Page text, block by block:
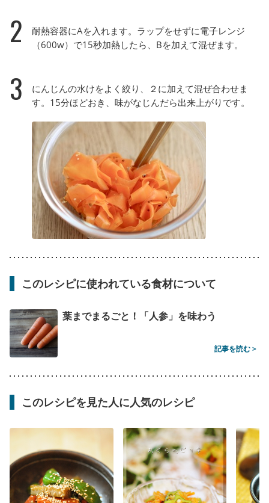
2
耐熱容器にAを入れます。ラップをせずに電子レンジ
（600w）で15秒加熱したら、Bを加えて混ぜます。
3
にんじんの水けをよく絞り、２に加えて混ぜ合わせま
す。15分ほどおき、味がなじんだら出来上がりです。
このレシピに使われている食材について
葉までまるごと！「人参」を味わう
記事を読む >
このレシピを見た人に人気のレシピ